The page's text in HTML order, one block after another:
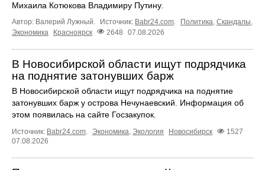
Михаила Котюкова Владимиру Путину.
Автор: Валерий Лужный. Источник: Babr24.com. Политика, Скандалы,
Экономика
Красноярск 2648 07.08.2026
В Новосибирской области ищут подрядчика
на поднятие затонувших барж
В Новосибирской области ищут подрядчика на поднятие
затонувших барж у острова Нечунаевский. Информация об
этом появилась на сайте Госзакупок.
Источник: Babr24.com Экономика Экология Новосибирск
1527
07.08.2026